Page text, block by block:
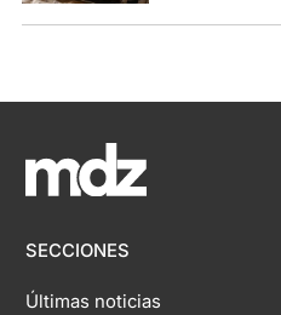
SECCIONES
Últimas noticias